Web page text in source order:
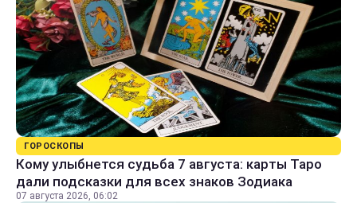
ГОРОСКОПЫ
Кому улыбнется судьба 7 августа: карты Таро
дали подсказки для всех знаков Зодиака
07 августа 2026, 06:02